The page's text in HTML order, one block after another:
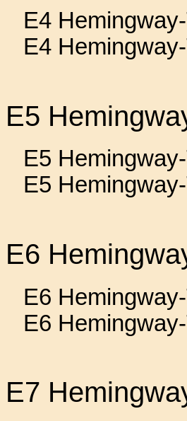
E4
E4
E5
E5
E5
E6
E6
E6
E7